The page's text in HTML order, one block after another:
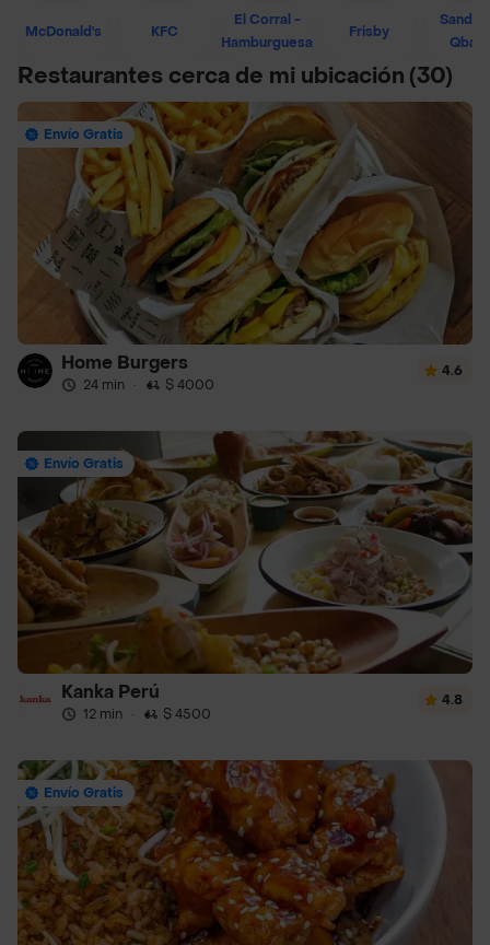
McDonald's KFC
El Corral -
Hamburguesa
Frisby
Restaurantes cerca de mi ubicación (30)
Envío Gratis
Home Burgers
24 min · $ 4000
4.6
Envío Gratis
Kanka Perú
12 min · $ 4500
4.8
Envío Gratis